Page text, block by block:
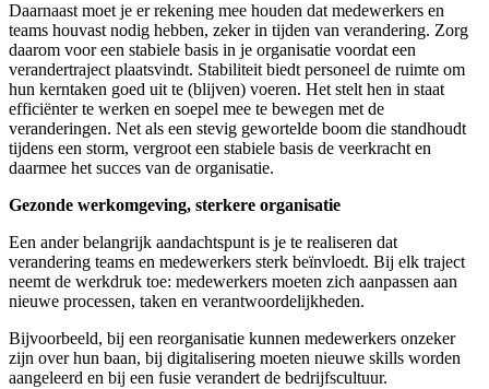
Daarnaast moet je er rekening mee houden dat medewerkers en
teams houvast nodig hebben, zeker in tijden van verandering. Zorg
daarom voor een stabiele basis in je organisatie voordat een
verandertraject plaatsvindt. Stabiliteit biedt personeel de ruimte om
hun kerntaken goed uit te (blijven) voeren. Het stelt hen in staat
efficiënter te werken en soepel mee te bewegen met de
veranderingen. Net als een stevig gewortelde boom die standhoudt
tijdens een storm, vergroot een stabiele basis de veerkracht en
daarmee het succes van de organisatie.
Gezonde werkomgeving, sterkere organisatie
Een ander belangrijk aandachtspunt is je te realiseren dat
verandering teams en medewerkers sterk beïnvloedt. Bij elk traject
neemt de werkdruk toe: medewerkers moeten zich aanpassen aan
nieuwe processen, taken en verantwoordelijkheden.
Bijvoorbeeld, bij een reorganisatie kunnen medewerkers onzeker
zijn over hun baan, bij digitalisering moeten nieuwe skills worden
aangeleerd en bij een fusie verandert de bedrijfscultuur.